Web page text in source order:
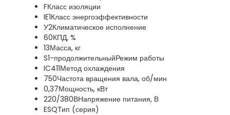
FКласс изоляции
IE1Класс энергоэффективности
У2Климатическое исполнение
60КПД, %
13Масса, кг
S1-продолжительныйРежим работы
IC411Метод охлаждения
750Частота вращения вала, об/мин
0,37Мощность, кВт
220/380ВНапряжение питания, В
ESQТип (серия)